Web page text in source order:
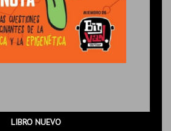
LIBRO NUEVO